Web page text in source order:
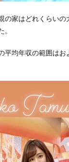
の家はどれくらい
平均年収の範囲はお